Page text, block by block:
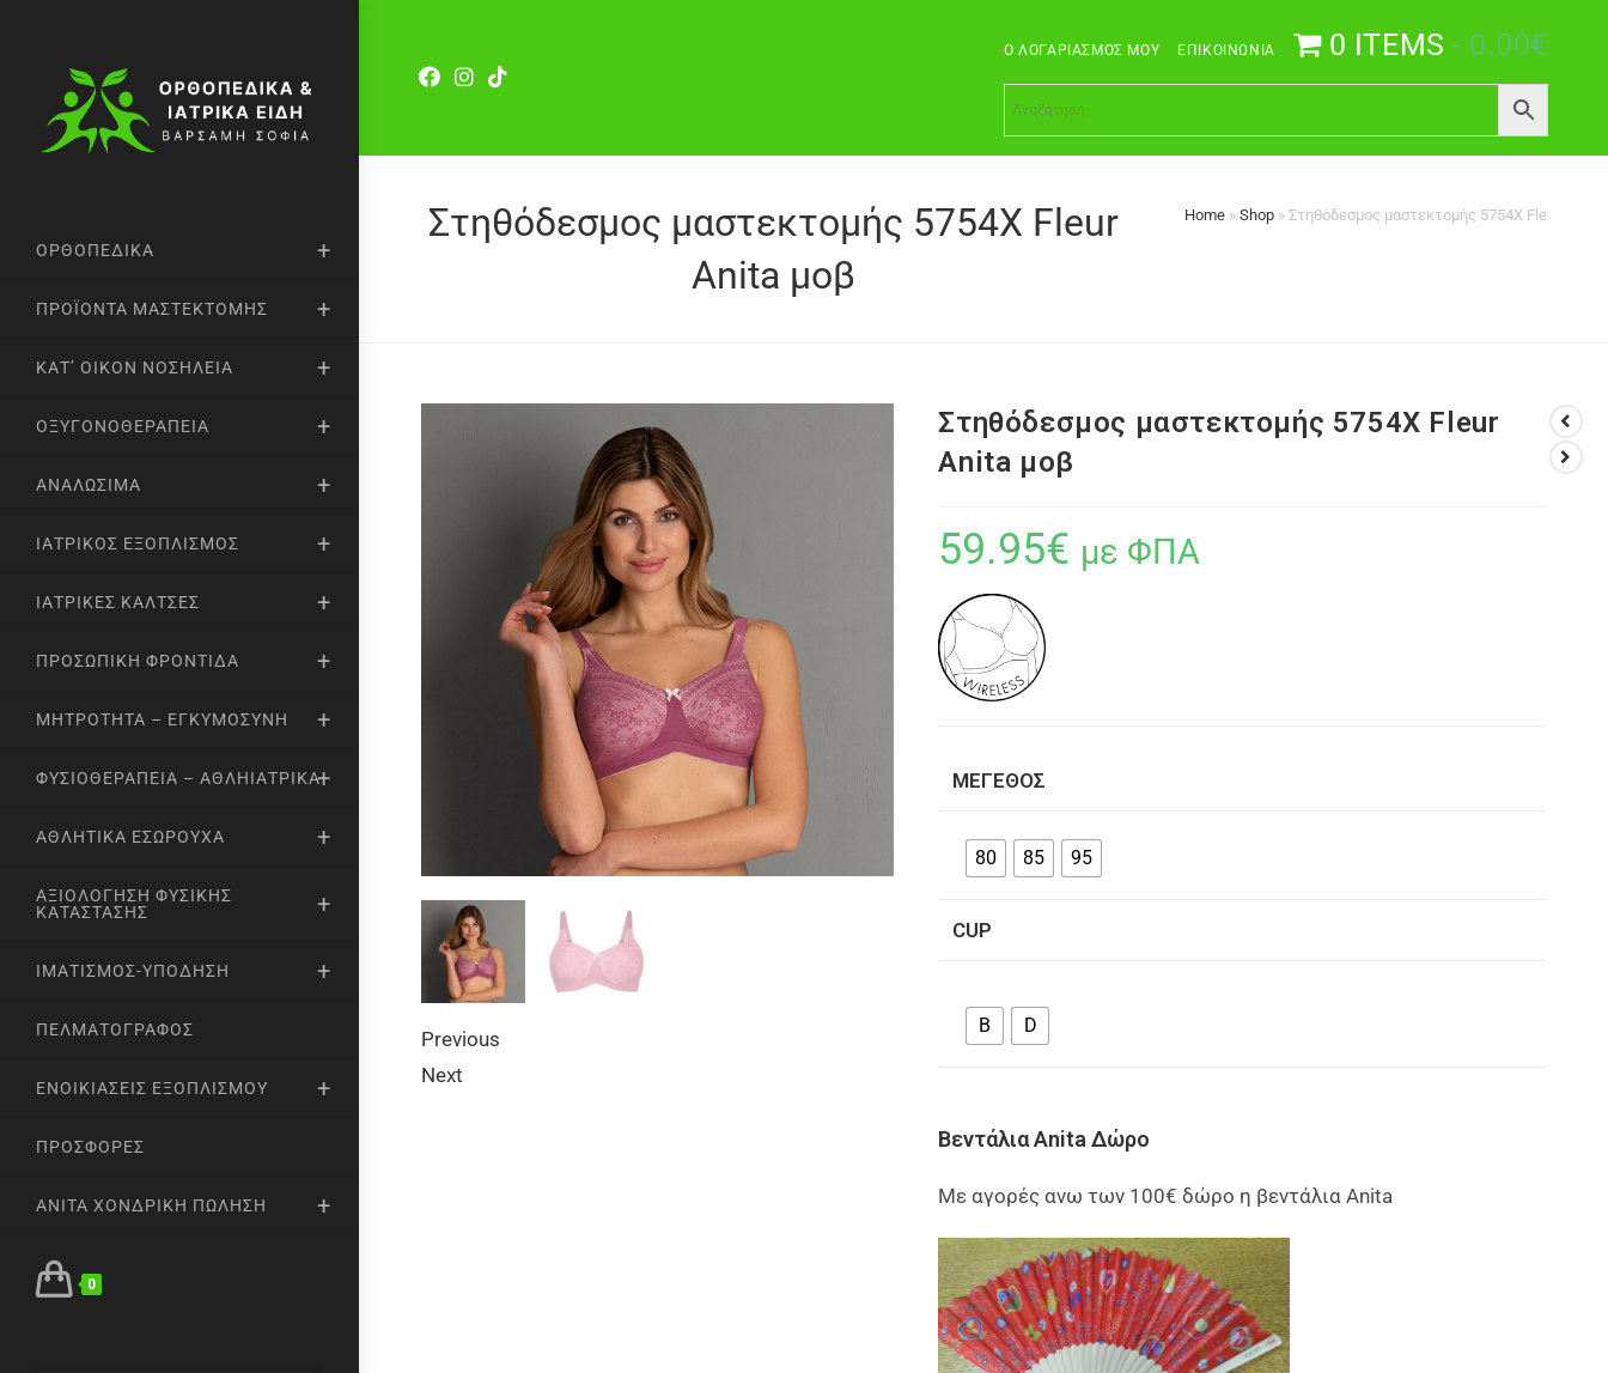
Ο ΛΟΓΑΡΙΑΣΜΌΣ ΜΟΥ ΕΠΙΚΟΙΝΩΝΊΑ 0 ITEMS 0.00€
ΟΡΘΟΠΕΔΙΚΆ
ΠΡΟΪΌΝΤΑ ΜΑΣΤΕΚΤΟΜΉΣ
ΚΑΤ’ ΟΊΚΟΝ ΝΟΣΗΛΕΊΑ
ΟΞΥΓΟΝΟΘΕΡΑΠΕΊΑ
ΑΝΑΛΏΣΙΜΑ
ΙΑΤΡΙΚΌΣ ΕΞΟΠΛΙΣΜΌΣ
ΙΑΤΡΙΚΈΣ ΚΆΛΤΣΕΣ
ΠΡΟΣΩΠΙΚΉ ΦΡΟΝΤΊΔΑ
ΜΗΤΡΌΤΗΤΑ – ΕΓΚΥΜΟΣΎΝΗ
ΦΥΣΙΟΘΕΡΑΠΕΊΑ – ΑΘΛΗΙΑΤΡΙΚΆ
ΑΘΛΗΤΙΚΆ ΕΣΏΡΟΥΧΑ
ΑΞΙΟΛΌΓΗΣΗ ΦΥΣΙΚΉΣ
ΚΑΤΆΣΤΑΣΗΣ
ΙΜΑΤΙΣΜΌΣ-ΥΠΌΔΗΣΗ
ΠΕΛΜΑΤΟΓΡΆΦΟΣ
ΕΝΟΙΚΙΆΣΕΙΣ ΕΞΟΠΛΙΣΜΟΎ
ΠΡΟΣΦΟΡΈΣ
ANITA ΧΟΝΔΡΙΚΉ ΠΏΛΗΣΗ
0
Στηθόδεσμος μαστεκτομής 5754X Fleur
Anita μοβ
Home» Shop» Στηθόδεσμος μαστεκτομής 5754X Fleur Anita
Previous
Next
Στηθόδεσμος μαστεκτομής 5754X Fleur
Anita μοβ
59.95€ με ΦΠΑ
ΜΈΓΕΘΟΣ
80 85 95
CUP
B D
Βεντάλια Anita Δώρο
Με αγορές ανω των 100€ δώρο η βεντάλια Anita